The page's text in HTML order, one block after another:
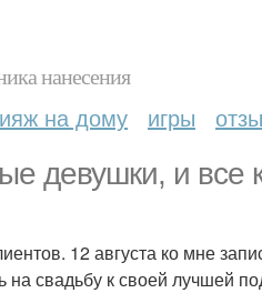
нанесения
на дому игры
девушки, и все
12 августа ко мне
свадьбу к своей лучшей